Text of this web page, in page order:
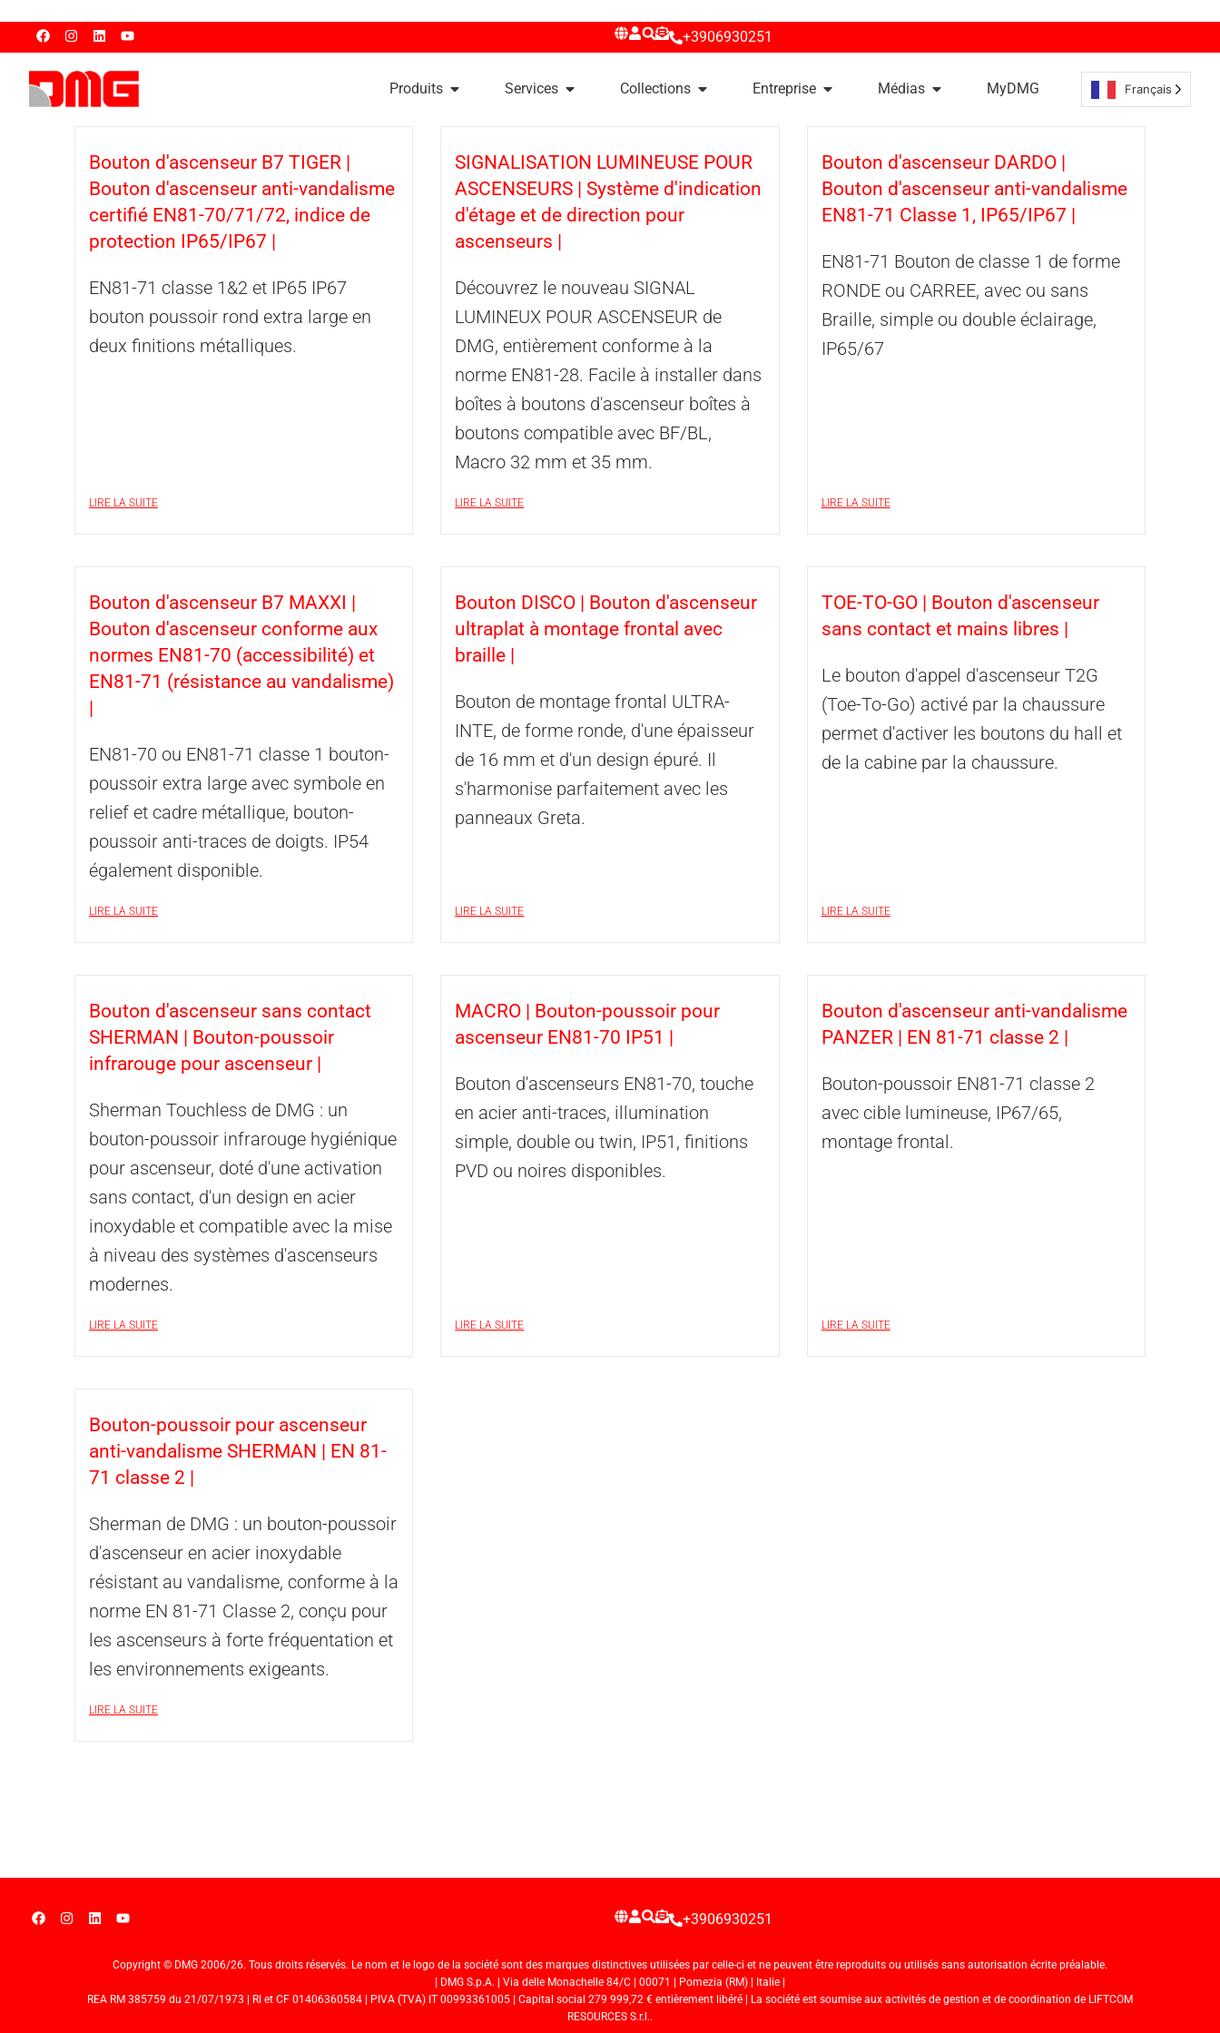
+3906930251
Produits Services Collections Entreprise Médias MyDMG Français
Bouton d'ascenseur B7 TIGER |
Bouton d'ascenseur anti-vandalisme
certifié EN81-70/71/72, indice de
protection IP65/IP67 |
EN81-71 classe 1&2 et IP65 IP67
bouton poussoir rond extra large en
deux finitions métalliques.
LIRE LA SUITE
SIGNALISATION LUMINEUSE POUR
ASCENSEURS | Système d'indication
d'étage et de direction pour
ascenseurs |
Découvrez le nouveau SIGNAL
LUMINEUX POUR ASCENSEUR de
DMG, entièrement conforme à la
norme EN81-28. Facile à installer dans
boîtes à boutons d'ascenseur boîtes à
boutons compatible avec BF/BL,
Macro 32 mm et 35 mm.
LIRE LA SUITE
Bouton d'ascenseur DARDO |
Bouton d'ascenseur anti-vandalisme
EN81-71 Classe 1, IP65/IP67 |
EN81-71 Bouton de classe 1 de forme
RONDE ou CARREE, avec ou sans
Braille, simple ou double éclairage,
IP65/67
LIRE LA SUITE
Bouton d'ascenseur B7 MAXXI |
Bouton d'ascenseur conforme aux
normes EN81-70 (accessibilité) et
EN81-71 (résistance au vandalisme)
|
EN81-70 ou EN81-71 classe 1 bouton-
poussoir extra large avec symbole en
relief et cadre métallique, bouton-
poussoir anti-traces de doigts. IP54
également disponible.
LIRE LA SUITE
Bouton DISCO | Bouton d'ascenseur
ultraplat à montage frontal avec
braille |
Bouton de montage frontal ULTRA-
INTE, de forme ronde, d'une épaisseur
de 16 mm et d'un design épuré. Il
s'harmonise parfaitement avec les
panneaux Greta.
LIRE LA SUITE
TOE-TO-GO | Bouton d'ascenseur
sans contact et mains libres |
Le bouton d'appel d'ascenseur T2G
(Toe-To-Go) activé par la chaussure
permet d'activer les boutons du hall et
de la cabine par la chaussure.
LIRE LA SUITE
Bouton d'ascenseur sans contact
SHERMAN | Bouton-poussoir
infrarouge pour ascenseur |
Sherman Touchless de DMG : un
bouton-poussoir infrarouge hygiénique
pour ascenseur, doté d'une activation
sans contact, d'un design en acier
inoxydable et compatible avec la mise
à niveau des systèmes d'ascenseurs
modernes.
LIRE LA SUITE
MACRO | Bouton-poussoir pour
ascenseur EN81-70 IP51 |
Bouton d'ascenseurs EN81-70, touche
en acier anti-traces, illumination
simple, double ou twin, IP51, finitions
PVD ou noires disponibles.
LIRE LA SUITE
Bouton d'ascenseur anti-vandalisme
PANZER | EN 81-71 classe 2 |
Bouton-poussoir EN81-71 classe 2
avec cible lumineuse, IP67/65,
montage frontal.
LIRE LA SUITE
Bouton-poussoir pour ascenseur
anti-vandalisme SHERMAN | EN 81-
71 classe 2 |
Sherman de DMG : un bouton-poussoir
d'ascenseur en acier inoxydable
résistant au vandalisme, conforme à la
norme EN 81-71 Classe 2, conçu pour
les ascenseurs à forte fréquentation et
les environnements exigeants.
LIRE LA SUITE
+3906930251
Copyright © DMG 2006/26. Tous droits réservés. Le nom et le logo de la société sont des marques distinctives utilisées par celle-ci et ne peuvent être reproduits ou utilisés sans autorisation écrite préalable.
| DMG S.p.A. | Via delle Monachelle 84/C | 00071 | Pomezia (RM) | Italie |
REA RM 385759 du 21/07/1973 | RI et CF 01406360584 | PIVA (TVA) IT 00993361005 | Capital social 279 999,72 € entièrement libéré | La société est soumise aux activités de gestion et de coordination de LIFTCOM
RESOURCES S.r.l..